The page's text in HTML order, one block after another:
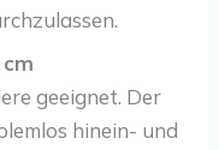
geeignet. Der
hinein- und